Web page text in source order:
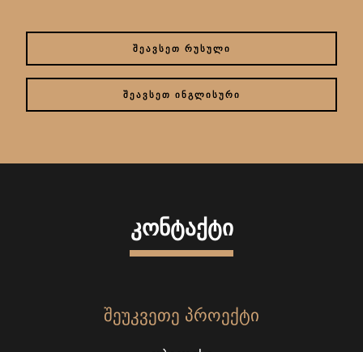
ᲨᲔᲐᲕᲡᲔᲗ ᲠᲣᲡᲣᲚᲘ
ᲨᲔᲐᲕᲡᲔᲗ ᲘᲜᲒᲚᲘᲡᲣᲠᲘ
ᲙᲝᲜᲢᲐᲥᲢᲘ
ᲨᲔᲣᲙᲕᲔᲗᲔ ᲞᲠᲝᲔᲥᲢᲘ